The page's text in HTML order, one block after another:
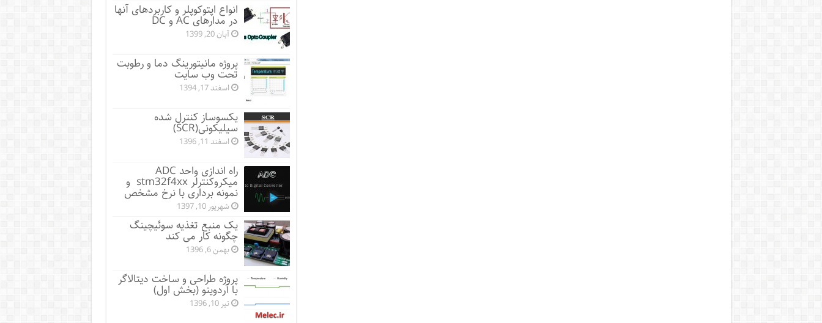
انواع اپتوکوپلر و کاربردهای آنها
در مدارهای AC و DC
آبان 20, 1399
پروژه مانيتورينگ دما و رطوبت
تحت وب سایت
اسفند 17, 1394
یکسوساز کنترل شده
سیلیکونی(SCR)
اسفند 11, 1396
راه اندازی واحد ADC
میکروکنترلر stm32f4xx و
نمونه برداری با نرخ مشخص
شهریور 10, 1397
یک منبع تغذیه سوئیچینگ
چگونه کار می کند
بهمن 6, 1396
پروژه طراحی و ساخت دیتالاگر
با آردوینو (بخش اول)
تیر 10, 1396